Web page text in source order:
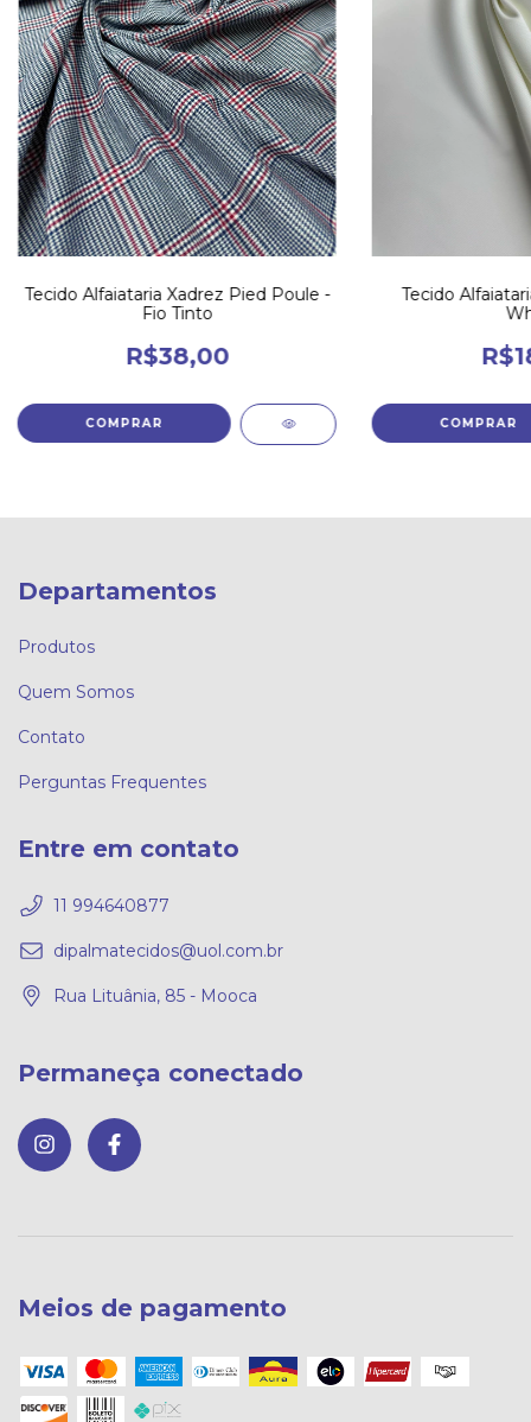
Tecido Alfaiataria Xadrez Pied Poule -
Fio Tinto
R$38,00
Tecido
Departamentos
Produtos
Quem Somos
Contato
Perguntas Frequentes
Entre em contato
11 994640877
dipalmatecidos@uol.com.br
Rua Lituânia, 85 - Mooca
Permaneça conectado
Meios de pagamento